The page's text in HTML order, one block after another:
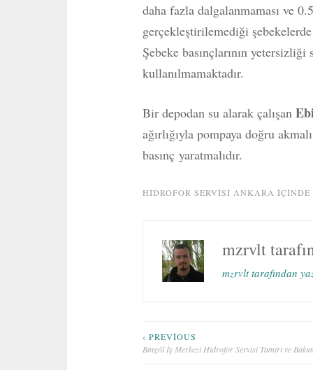
daha fazla dalgalanmaması ve
gerçekleştirilemediği
Şebeke basınçlarının
kullanılmamaktadır.
Bir depodan su alarak çalışan
ağırlığıyla pompaya doğru
basınç yaratmalıdır.
HIDROFOR SERVISI ANKARA
mzrvlt
mzrvlt tarafından
Yazı
‹ PREVIOUS
Bingöl İş Merkezi Hidrofor Servisi Tamiri ve